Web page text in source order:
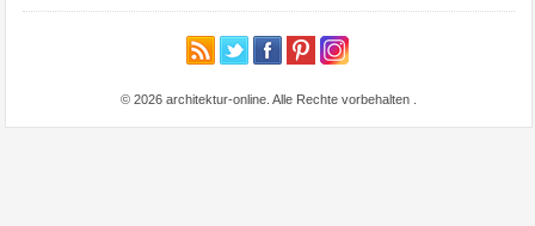
© 2026 architektur-online. Alle Rechte vorbehalten .